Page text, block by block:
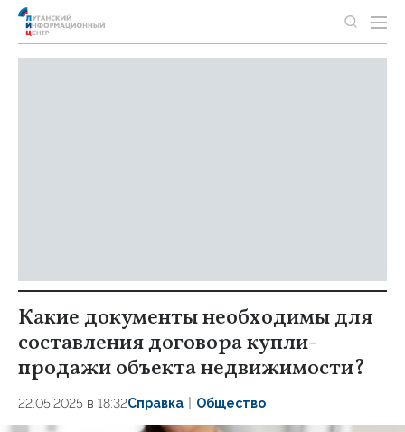
Какие документы необходимы для
составления договора купли-
продажи объекта недвижимости?
22.05.2025 в 18:32Справка Общество